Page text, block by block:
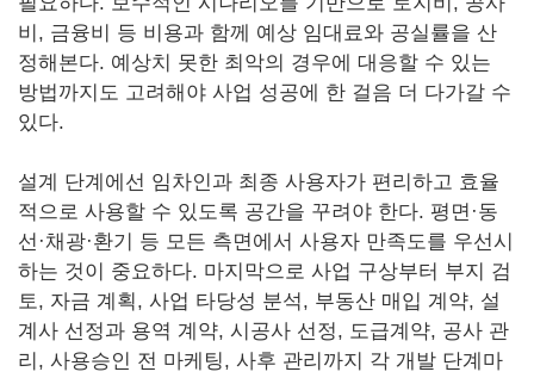
비, 금융비 등 비용과 함께 예상 임대료와 공실률을 산
정해본다. 예상치 못한 최악의 경우에 대응할 수 있는
방법까지도 고려해야 사업 성공에 한 걸음 더 다가갈 수
있다.
설계 단계에선 임차인과 최종 사용자가 편리하고 효율
적으로 사용할 수 있도록 공간을 꾸려야 한다. 평면·동
선·채광·환기 등 모든 측면에서 사용자 만족도를 우선시
하는 것이 중요하다. 마지막으로 사업 구상부터 부지 검
토, 자금 계획, 사업 타당성 분석, 부동산 매입 계약, 설
계사 선정과 용역 계약, 시공사 선정, 도급계약, 공사 관
리, 사용승인 전 마케팅, 사후 관리까지 각 개발 단계마